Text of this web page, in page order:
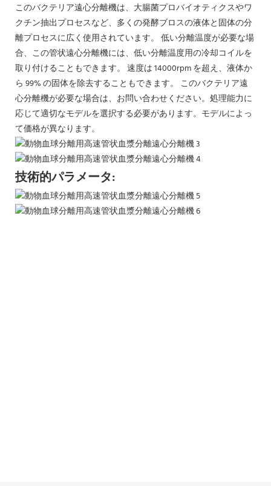
このバクテリア遠心分離機は、大腸菌プロバイオティクスやワ
クチン抽出プロセスなど、多くの発酵ブロスの液体と固体の分
離プロセスに広く使用されています。 低い分離温度が必要な場
合、この管状遠心分離機には、低い分離温度用の冷却コイルを
取り付けることもできます。 速度は 14000rpm を超え、液体か
ら 99% の固体を除去することもできます。 このバクテリア遠
心分離機が必要な場合は、お問い合わせください。処理能力に
応じて適切なモデルを選択する必要があります。モデルによっ
て価格が異なります。
技術的パラメータ: